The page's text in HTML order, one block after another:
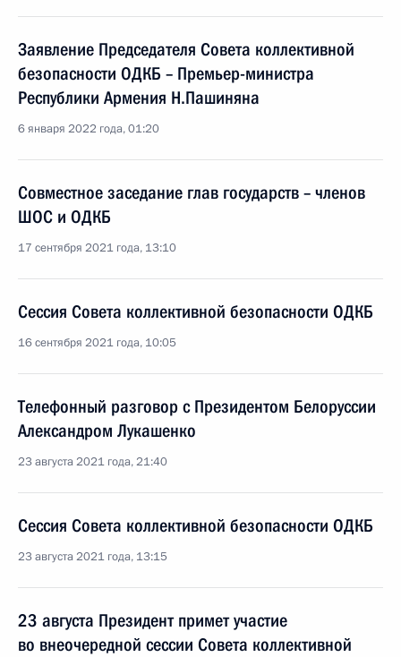
Заявление Председателя Совета коллективной
безопасности ОДКБ – Премьер-министра
Республики Армения Н.Пашиняна
6 января 2022 года, 01:20
Совместное заседание глав государств – членов
ШОС и ОДКБ
17 сентября 2021 года, 13:10
Сессия Совета коллективной безопасности ОДКБ
16 сентября 2021 года, 10:05
Телефонный разговор с Президентом Белоруссии
Александром Лукашенко
23 августа 2021 года, 21:40
Сессия Совета коллективной безопасности ОДКБ
23 августа 2021 года, 13:15
23 августа Президент примет участие
во внеочередной сессии Совета коллективной